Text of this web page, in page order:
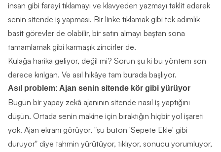
insan gibi fareyi tıklamayı ve klavyeden yazmayı taklit ederek
senin sitende iş yapması. Bir linke tıklamak gibi tek adımlık
basit görevler de olabilir, bir satın almayı baştan sona
tamamlamak gibi karmaşık zincirler de.
Kulağa harika geliyor, değil mi? Sorun şu ki bu yöntem son
derece kırılgan. Ve asıl hikâye tam burada başlıyor.
Asıl problem: Ajan senin sitende kör gibi yürüyor
Bugün bir yapay zekâ ajanının sitende nasıl iş yaptığını
düşün. Ortada senin makine için bıraktığın hiçbir yol işareti
yok. Ajan ekranı görüyor, "şu buton 'Sepete Ekle' gibi
duruyor" diye tahmin yürütüyor, tıklıyor, sonucu yorumluyor,